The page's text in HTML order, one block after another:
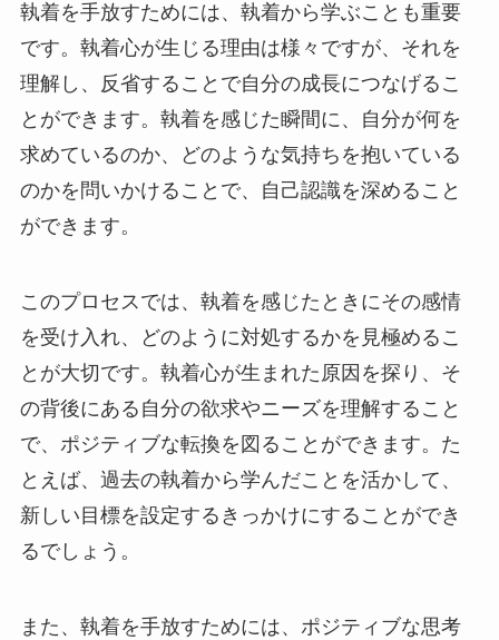
執着を手放すためには、執着から学ぶことも重要
です。執着心が生じる理由は様々ですが、それを
理解し、反省することで自分の成長につなげるこ
とができます。執着を感じた瞬間に、自分が何を
求めているのか、どのような気持ちを抱いている
のかを問いかけることで、自己認識を深めること
ができます。
このプロセスでは、執着を感じたときにその感情
を受け入れ、どのように対処するかを見極めるこ
とが大切です。執着心が生まれた原因を探り、そ
の背後にある自分の欲求やニーズを理解すること
で、ポジティブな転換を図ることができます。た
とえば、過去の執着から学んだことを活かして、
新しい目標を設定するきっかけにすることができ
るでしょう。
また、執着を手放すためには、ポジティブな思考